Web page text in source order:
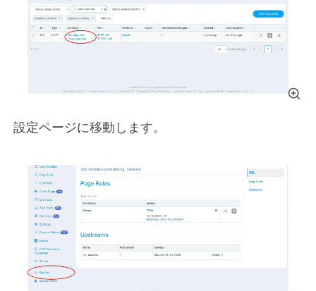
設定ページに移動します。